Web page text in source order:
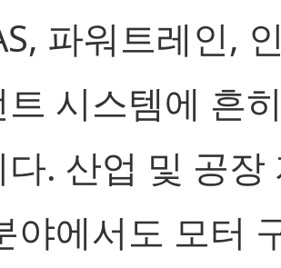
파워트레인,
트 시스템에 흔
다. 산업 및 공장
야에서도 모터